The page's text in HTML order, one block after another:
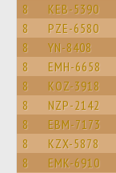
8 KEB-5390
8 PZE-6580
8 YN-8408
8 EMH-6658
8 KOZ-3918
8 NZP-2142
8 EBM-7173
8 KZX-5878
8 EMK-6910